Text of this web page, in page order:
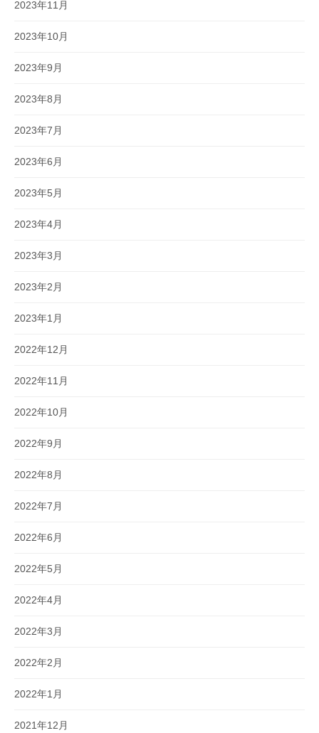
2023年11月
2023年10月
2023年9月
2023年8月
2023年7月
2023年6月
2023年5月
2023年4月
2023年3月
2023年2月
2023年1月
2022年12月
2022年11月
2022年10月
2022年9月
2022年8月
2022年7月
2022年6月
2022年5月
2022年4月
2022年3月
2022年2月
2022年1月
2021年12月